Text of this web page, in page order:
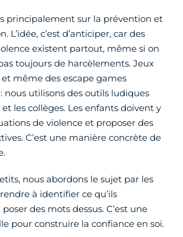
principalement sur la prévention et
L’idée, c’est d’anticiper, car des
existent partout, même si on
toujours de harcèlements. Jeux
même des escape games
nous utilisons des outils ludiques
et les collèges. Les enfants doivent y
de violence et proposer des
C’est une manière concrète de
nous abordons le sujet par les
à identifier ce qu’ils
des mots dessus. C’est une
pour construire la confiance en soi.